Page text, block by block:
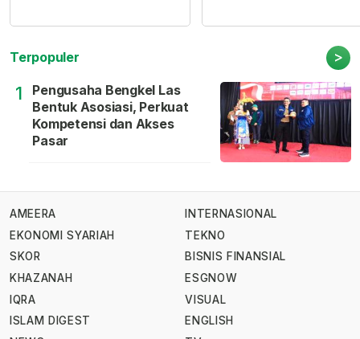
Terpopuler >
1
Pengusaha Bengkel Las
Bentuk Asosiasi, Perkuat
Kompetensi dan Akses
Pasar
AMEERA
EKONOMI SYARIAH
SKOR
KHAZANAH
IQRA
ISLAM DIGEST
INTERNASIONAL
TEKNO
BISNIS FINANSIAL
ESGNOW
VISUAL
ENGLISH